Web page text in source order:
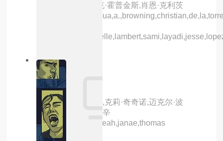
塔里克·萨拉梅,麦克·霍普金斯,肖恩·克利茨
納
森
1.0分 更新至02集
良药苦口
主演：乔西·查尔斯,克莉·奇奇诺,迈克尔·波
茨,john,quilty,卡特·辛
普,alexandra,sica,leah,janae,thomas